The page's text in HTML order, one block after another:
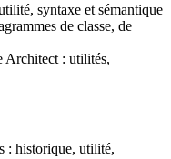
syntaxe et sémantique
de classe, de
Architect : utilités,
: historique, utilité,